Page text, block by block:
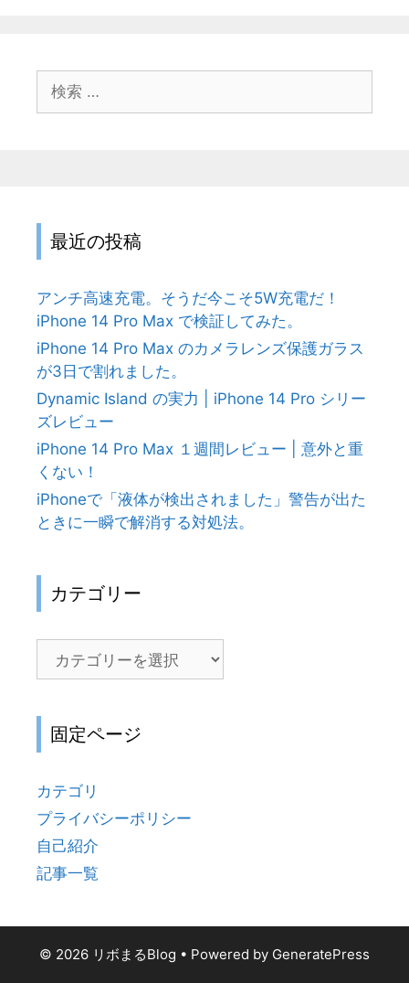
最近の投稿
アンチ高速充電。そうだ今こそ5W充電だ！
iPhone 14 Pro Max で検証してみた。
iPhone 14 Pro Max のカメラレンズ保護ガラス
が3日で割れました。
Dynamic Island の実力 | iPhone 14 Pro シリー
ズレビュー
iPhone 14 Pro Max １週間レビュー | 意外と重
くない！
iPhoneで「液体が検出されました」警告が出た
ときに一瞬で解消する対処法。
カテゴリー
リ
ー固定ページ
カテゴリ
プライバシーポリシー
自己紹介
記事一覧
© 2026 リボまるBlog • Powered by GeneratePress